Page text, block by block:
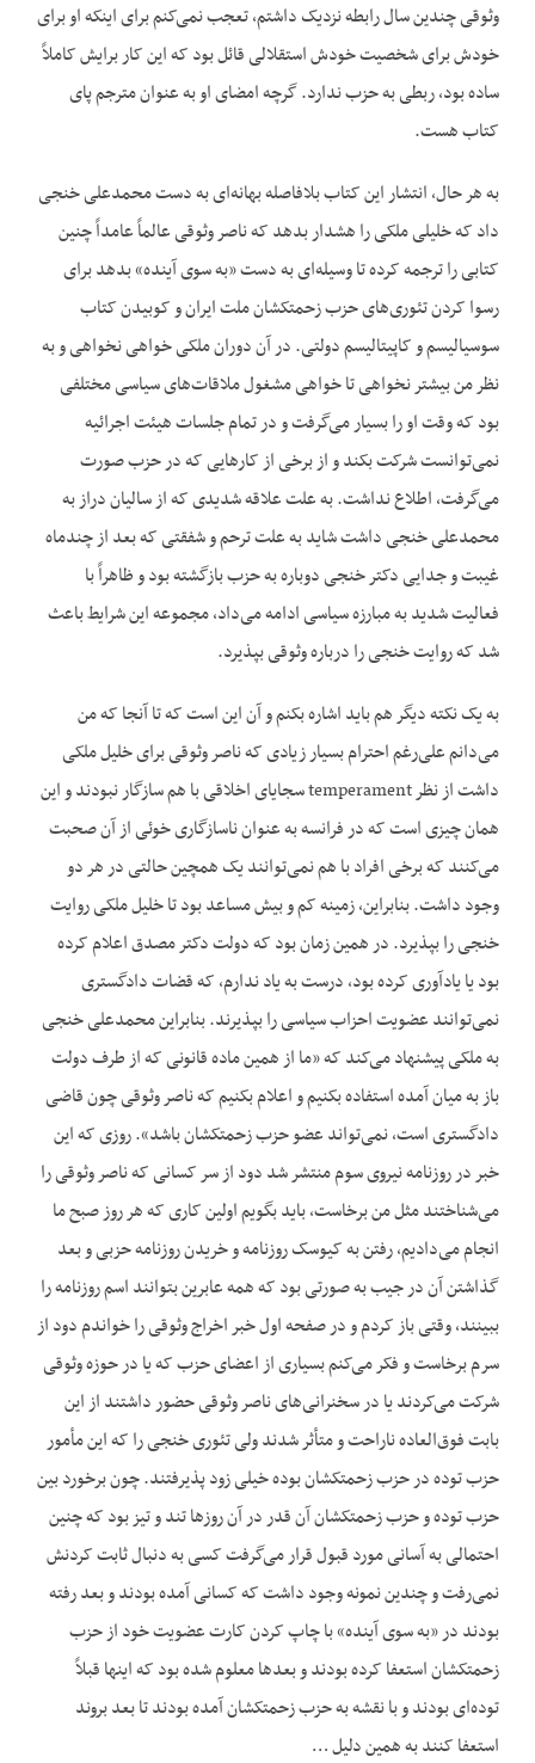
وثوقی چندین سال رابطه نزدیک داشتم، تعجب نمی‌‌کنم برای اینکه او برای
خودش برای شخصیت خودش استقلالی قائل بود که این کار برایش کاملاً
ساده بود، ربطی به حزب ندارد. گرچه امضای او به عنوان مترجم پای
کتاب هست.
به هر حال، انتشار این کتاب بلافاصله بهانه‌ای به دست محمدعلی خنجی
داد که خلیلی ملکی را هشدار بدهد که ناصر وثوقی عالماً عامداً چنین
کتابی را ترجمه کرده تا وسیله‌ای به دست «به سوی آینده» بدهد برای
رسوا کردن تئوری‌های حزب زحمتکشان ملت ایران و کوبیدن کتاب
سوسیالیسم و کاپیتالیسم دولتی. در آن دوران ملکی خواهی نخواهی و به
نظر من بیشتر نخواهی تا خواهی مشغول ملاقات‌های سیاسی مختلفی
بود که وقت او را بسیار می‌گرفت و در تمام جلسات هیئت اجرائیه
نمی‌‌توانست شرکت بکند و از برخی از کار‌هایی که در حزب صورت
می‌گرفت، اطلاع نداشت. به علت علاقه شدیدی که از سالیان دراز به
محمدعلی خنجی داشت شاید به علت ترحم و شفقتی که بعد از چندماه
غیبت و جدایی دکتر خنجی دوباره به حزب بازگشته بود و ظاهراً با
فعالیت شدید به مبارزه سیاسی ادامه می‌داد، مجموعه این شرایط باعث
شد که روایت خنجی را درباره وثوقی بپذیرد.
به یک نکته دیگر هم باید اشاره بکنم و آن این است که تا آنجا که من
می‌دانم علی‌رغم احترام بسیار زیادی که ناصر وثوقی برای خلیل ملکی
داشت از نظر temperament سجایای اخلاقی با هم سازگار نبودند و این
همان چیزی است که در فرانسه به عنوان ناسازگاری خوئی از آن صحبت
می‌کنند که برخی افراد با هم نمی‌‌توانند یک همچین حالتی در هر دو
وجود داشت. بنابراین، زمینه کم و بیش مساعد بود تا خلیل ملکی روایت
خنجی را بپذیرد. در همین زمان بود که دولت دکتر مصدق اعلام کرده
بود یا یادآوری کرده بود، درست به یاد ندارم، که قضات دادگستری
نمی‌‌توانند عضویت احزاب سیاسی را بپذیرند. بنابراین محمدعلی خنجی
به ملکی پیشنهاد می‌کند که «ما از همین ماده قانونی که از طرف دولت
باز به میان آمده استفاده بکنیم و اعلام بکنیم که ناصر وثوقی چون قاضی
دادگستری است، نمی‌‌تواند عضو حزب زحمتکشان باشد». روزی که این
خبر در روزنامه نیروی سوم منتشر شد دود از سر کسانی که ناصر وثوقی را
می‌شناختند مثل من برخاست، باید بگویم اولین کاری که هر روز صبح ما
انجام می‌دادیم، رفتن به کیوسک روزنامه و خریدن روزنامه حزبی و بعد
گذاشتن آن در جیب به صورتی بود که همه عابرین بتوانند اسم روزنامه را
ببینند، وقتی باز کردم و در صفحه اول خبر اخراج وثوقی را خواندم دود از
سرم برخاست و فکر می‌کنم بسیاری از اعضای حزب که یا در حوزه وثوقی
شرکت می‌کردند یا در سخنرانی‌های ناصر وثوقی حضور داشتند از این
بابت فوق‌العاده ناراحت و متأثر شدند ولی تئوری خنجی را که این مأمور
حزب توده در حزب زحمتکشان بوده خیلی زود پذیرفتند. چون برخورد بین
حزب توده و حزب زحمتکشان آن قدر در آن روزها تند و تیز بود که چنین
احتمالی به آسانی مورد قبول قرار می‌گرفت کسی به دنبال ثابت کردنش
نمی‌‌رفت و چندین نمونه وجود داشت که کسانی آمده بودند و بعد رفته
بودند در «به سوی آینده» با چاپ کردن کارت عضویت خود از حزب
زحمتکشان استعفا کرده بودند و بعدها معلوم شده بود که اینها قبلاً
توده‌ای بودند و با نقشه به حزب زحمتکشان آمده بودند تا بعد بروند
استعفا کنند به همین دلیل …